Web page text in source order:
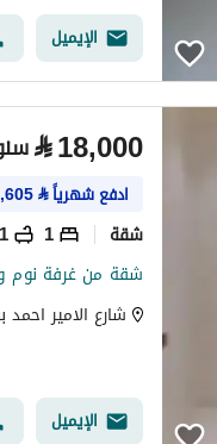
الإيميل
⃁18,000
ادفع شهرياً⃁
شقة 1
1
شقة من غرفة نوم
الإيميل